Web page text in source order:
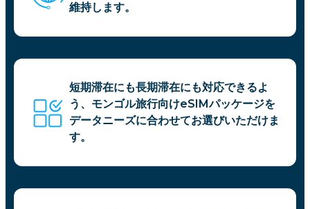
維持します。
短期滞在にも長期滞在にも対応できるよ
う、モンゴル旅行向けeSIMパッケージを
データニーズに合わせてお選びいただけま
す。